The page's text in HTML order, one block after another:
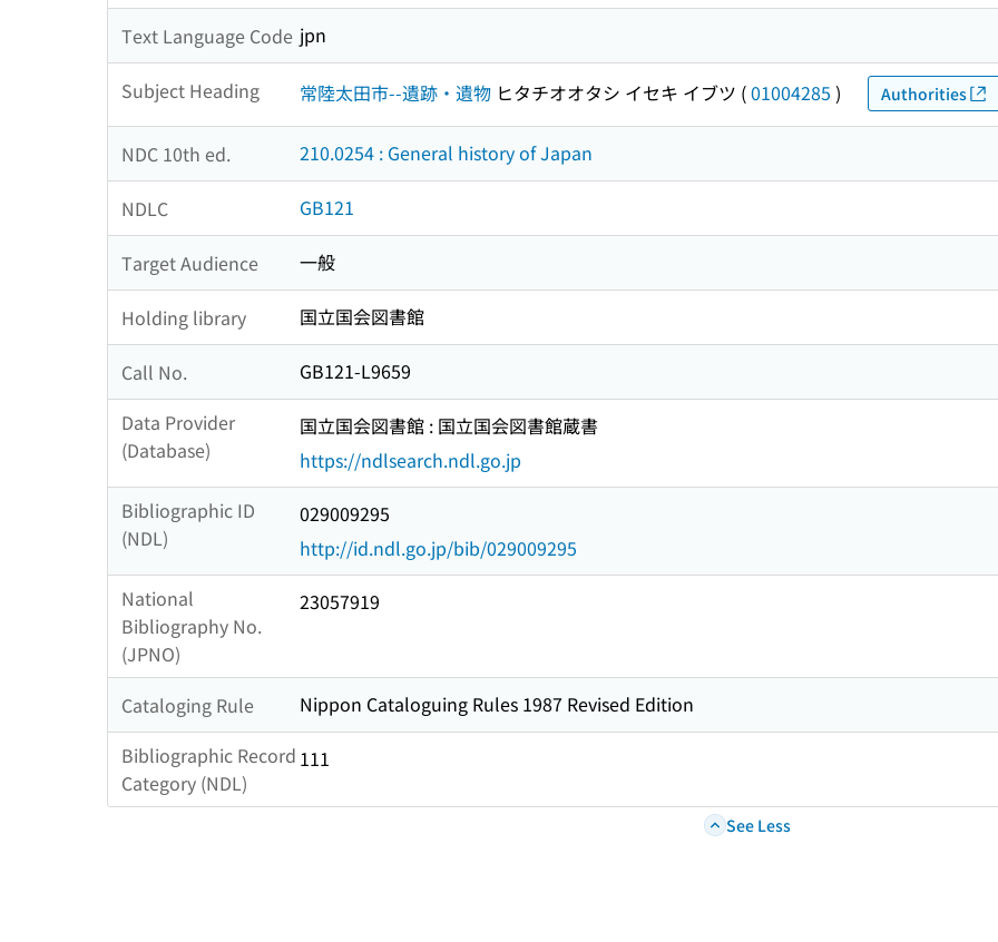
Text Language Code jpn
Subject Heading 常陸太田市--遺跡・遺物 ヒタチオオタシ イセキ イブツ (01004285 ) Authorities
NDC 10th ed. 210.0254 : General history of Japan
NDLC GB121
Target Audience 一般
Holding library 国立国会図書館
Call No.
GB121-L9659
Data Provider
(Database)
国立国会図書館 : 国立国会図書館蔵書
https://ndlsearch.ndl.go.jp
Bibliographic ID
(NDL)
029009295
http://id.ndl.go.jp/bib/029009295
National
Bibliography No.
(JPNO)
23057919
Cataloging Rule
Nippon Cataloguing Rules 1987 Revised Edition
Bibliographic Record
Category (NDL)
111
See Less